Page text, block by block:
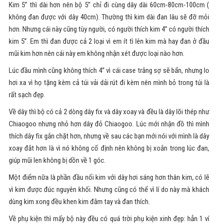
Kim 5” thì dài hơn nên bộ 5” chỉ đi cùng dây dài 60cm-80cm-100cm (
không đan được với dây 40cm). Thường thì kim dài đan lâu sẽ đỡ mỏi
hơn. Nhưng cái này cũng tùy người, có người thích kim 4” có người thích
kim 5”. Em thì đan được cả 2 loại vì em ít tì lên kim mà hay đan ở đầu
mũi kim hơn nên cái này em không nhận xét được loại nào hơn.
Lúc đầu mình cũng không thích 4” vì cái case trắng sợ sẽ bẩn, nhưng lo
hơi xa vì họ tặng kèm cả túi vải dải rút đi kèm nên mình bỏ trong túi là
rất sạch đẹp.
Về dây thì bộ có cả 2 dòng dây fix và dây xoay và đều là dây lõi thép như
Chiaogoo nhưng nhỏ hơn dây đỏ Chiaogoo. Lúc mới nhận đồ thì mình
thích dây fix gắn chặt hơn, nhưng về sau các bạn mới nói với mình là dây
xoay đắt hơn là vì nó không cố định nên không bị xoắn trong lúc đan,
giúp mũi len không bị dồn về 1 góc.
Một điểm nữa là phần đầu nối kim với dây hơi sáng hơn thân kim, có lẽ
vì kim được đúc nguyên khối. Nhưng cũng có thể vì lí do này mà khách
dùng kim xong đều khen kim đằm tay và đan thích.
Về phụ kiện thì mấy bộ này đều có quá trời phụ kiện xinh đẹp: hẳn 1 ví